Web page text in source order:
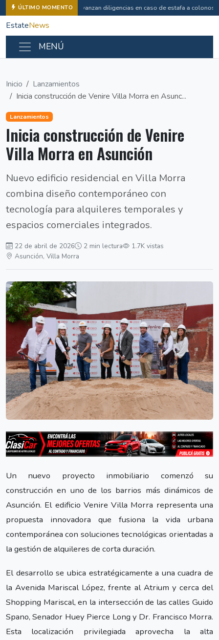
ÚLTIMO MOMENTO Avanzan diligencias en caso de estafa a colonos
EstateNews
MENÚ
Inicio
Lanzamientos
Inicia construcción de Venire Villa Morra en Asunc...
Lanzamientos
Inicia construcción de Venire
Villa Morra en Asunción
Nuevo edificio residencial en Villa Morra
combina diseño contemporáneo con
tecnología para alquileres temporales y
espacios comerciales integrados.
22 de abril de 2026 2 min lectura
1.7K vistas
Asunción, Villa Morra
Un nuevo proyecto inmobiliario comenzó su
construcción en uno de los barrios más dinámicos de
Asunción. El edificio Venire Villa Morra representa una
propuesta innovadora que fusiona la vida urbana
contemporánea con soluciones tecnológicas orientadas a
la gestión de alquileres de corta duración.
El desarrollo se ubica estratégicamente a una cuadra de
la Avenida Mariscal López, frente al Atrium y cerca del
Shopping Mariscal, en la intersección de las calles Guido
Spano, Senador Huey Pierce Long y Dr. Francisco Morra.
Esta localización privilegiada aprovecha la alta